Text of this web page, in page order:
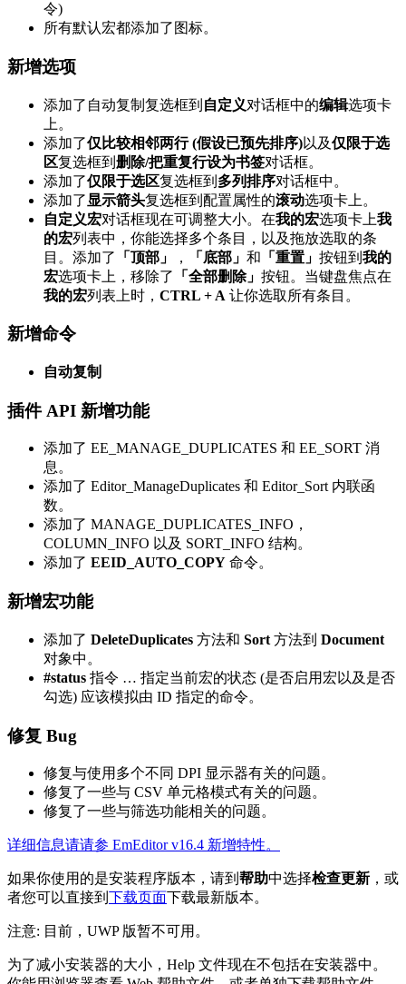
令)
所有默认宏都添加了图标。
新增选项
添加了自动复制复选框到 自定义对话框中的编辑选项卡
上。
添加了仅比较相邻两行 (假设已预先排序)以及仅限于选
区复选框到 删除/把重复行设为书签对话框。
添加了仅限于选区复选框到 多列排序对话框中。
添加了 显示箭头复选框到配置属性的滚动选项卡上。
自定义宏对话框现在可调整大小。在我的宏选项卡上我
的宏列表中，你能选择多个条目，以及拖放选取的条
目。添加了
「顶部」 ， 「底部」 和 「重置」 按钮到 我的
宏选项卡上，移除了 「全部删除」 按钮。当键盘焦点在
我的宏列表上时， CTRL + A 让你选取所有条目。
新增命令
自动复制
插件 API 新增功能
添加了 EE_MANAGE_DUPLICATES 和 EE_SORT 消
息。
添加了 Editor_ManageDuplicates 和 Editor_Sort 内联函
数。
添加了 MANAGE_DUPLICATES_INFO，
COLUMN_INFO 以及 SORT_INFO 结构。
添加了 EEID_AUTO_COPY 命令。
新增宏功能
添加了 DeleteDuplicates 方法和 Sort 方法到 Document
对象中。
#status 指令 … 指定当前宏的状态 (是否启用宏以及是否
勾选) 应该模拟由 ID 指定的命令。
修复 Bug
修复与使用多个不同 DPI 显示器有关的问题。
修复了一些与 CSV 单元格模式有关的问题。
修复了一些与筛选功能相关的问题。
详细信息请请参 EmEditor v16.4 新增特性。
如果你使用的是安装程序版本，请到 帮助中选择检查更新 ，或
者您可以直接到 下载页面下载最新版本。
注意: 目前，UWP 版暂不可用。
为了减小安装器的大小，Help 文件现在不包括在安装器中。